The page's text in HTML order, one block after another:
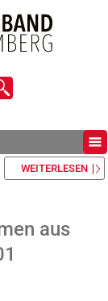
WEITERLESEN
aus